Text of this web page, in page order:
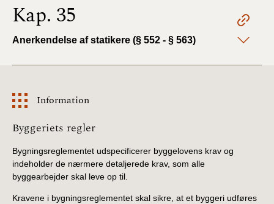
Kap. 35
Anerkendelse af statikere (§ 552 - § 563)
Information
Information
Byggeriets regler
Bygningsreglementet udspecificerer byggelovens krav og
indeholder de nærmere detaljerede krav, som alle
byggearbejder skal leve op til.
Kravene i bygningsreglementet skal sikre, at et byggeri udføres